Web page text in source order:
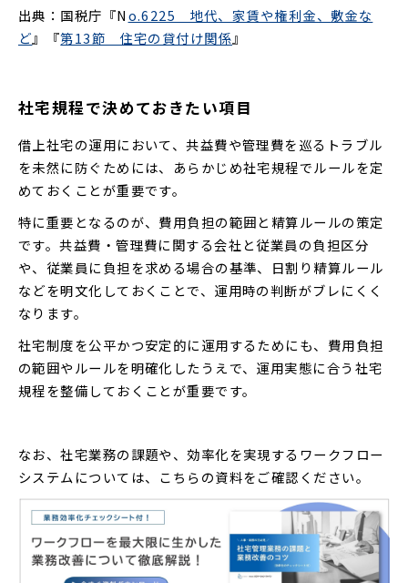
出典：国税庁『No.6225 地代、家賃や権利金、敷金な
ど』『第13節 住宅の貸付け関係』
社宅規程で決めておきたい項目
借上社宅の運用において、共益費や管理費を巡るトラブル
を未然に防ぐためには、あらかじめ社宅規程でルールを定
めておくことが重要です。
特に重要となるのが、費用負担の範囲と精算ルールの策定
です。共益費・管理費に関する会社と従業員の負担区分
や、従業員に負担を求める場合の基準、日割り精算ルール
などを明文化しておくことで、運用時の判断がブレにくく
なります。
社宅制度を公平かつ安定的に運用するためにも、費用負担
の範囲やルールを明確化したうえで、運用実態に合う社宅
規程を整備しておくことが重要です。
なお、社宅業務の課題や、効率化を実現するワークフロー
システムについては、こちらの資料をご確認ください。